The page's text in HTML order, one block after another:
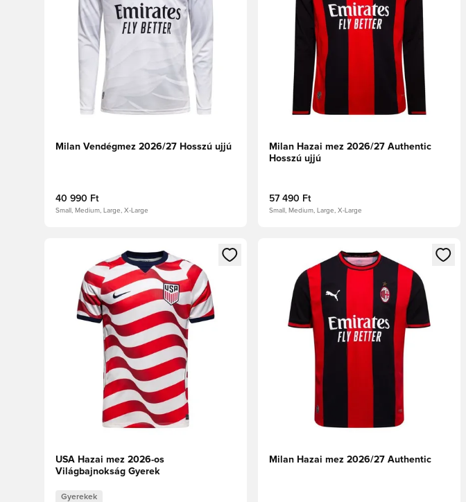
Milan Vendégmez 2026/27 Hosszú ujjú
40 990 Ft
Small, Medium, Large, X-Large
Milan Hazai mez 2026/27 Authentic
Hosszú ujjú
57 490 Ft
Small, Medium, Large, X-Large
Megnyit egy modált a bejelentkezéshez vagy a tagként való regisztrációhoz
USA Hazai mez 2026-os
Világbajnokság Gyerek
Gyerekek
Megnyit egy modált a bejelentkezéshez
Milan Hazai mez 2026/27 Authentic